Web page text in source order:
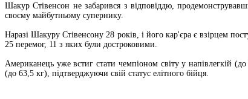
Шакур Стівенсон не забарився з відповіддю,
своєму майбутньому супернику.
Наразі Шакуру Стівенсону 28 років, і його кар'єра є взірцем
25 перемог, 11 з яких були достроковими.
Американець уже встиг стати чемпіоном світу у напівлегкій
(до 63,5 кг), підтверджуючи свій статус елітного бійця.